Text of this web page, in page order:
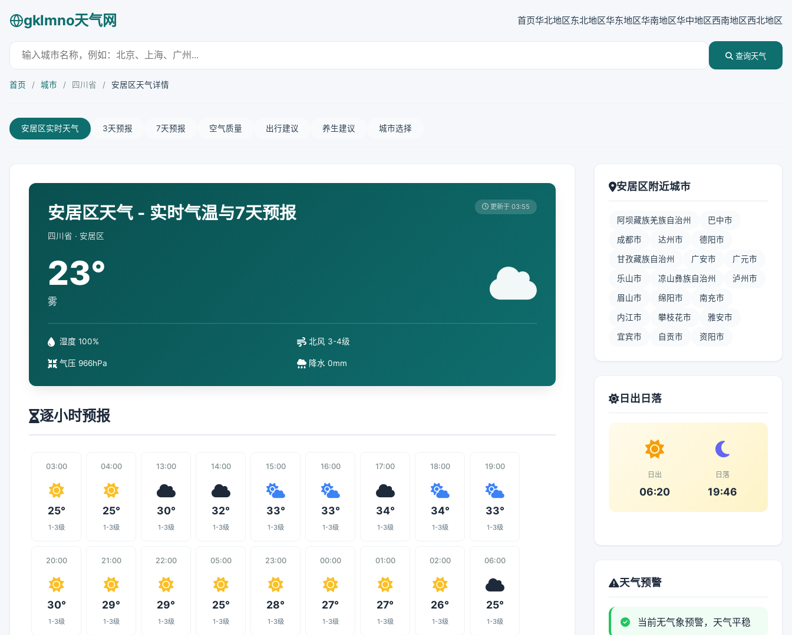
gklmno天气网 首页华北地区东北地区华东地区华南地区华中地区西南地区西北地区
查询天气
首页 / 城市 / 四川省 / 安居区天气详情
安居区实时天气 3天预报 7天预报 空气质量 出行建议 养生建议 城市选择
安居区天气 - 实时气温与7天预报
四川省 · 安居区
更新于 03:55
23°
雾
湿度 100% 北风 3-4级
气压 966hPa 降水 0mm
逐小时预报
03:00
25°
1-3级
04:00
25°
1-3级
13:00
30°
1-3级
14:00
32°
1-3级
15:00
33°
1-3级
16:00
33°
1-3级
17:00
34°
1-3级
18:00
34°
1-3级
19:00
33°
1-3级
20:00
30°
1-3级
21:00
29°
1-3级
22:00
29°
1-3级
05:00
25°
1-3级
23:00
28°
1-3级
00:00
27°
1-3级
01:00
27°
1-3级
02:00
26°
1-3级
06:00
25°
1-3级
安居区附近城市
阿坝藏族羌族自治州 巴中市
成都市 达州市 德阳市
甘孜藏族自治州 广安市 广元市
乐山市 凉山彝族自治州 泸州市
眉山市 绵阳市 南充市
内江市 攀枝花市 雅安市
宜宾市 自贡市 资阳市
日出日落
日出
06:20
日落
19:46
天气预警
当前无气象预警，天气平稳